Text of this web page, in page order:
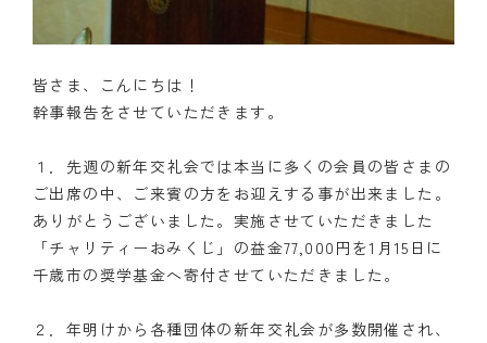
皆さま、こんにちは！
幹事報告をさせていただきます。
１．先週の新年交礼会では本当に多くの会員の皆さまの
ご出席の中、ご来賓の方をお迎えする事が出来ました。
ありがとうございました。実施させていただきました
「チャリティーおみくじ」の益金77,000円を1月15日に
千歳市の奨学基金へ寄付させていただきました。
２．年明けから各種団体の新年交礼会が多数開催され、